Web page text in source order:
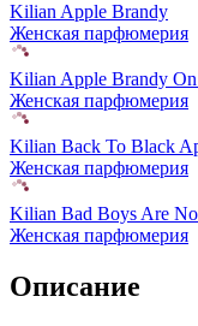
Kilian Apple Brandy
Женская парфюмерия
Kilian Apple Brandy
Женская парфюмерия
Kilian Back To Black
Женская парфюмерия
Kilian Bad Boys Are
Женская парфюмерия
Описание